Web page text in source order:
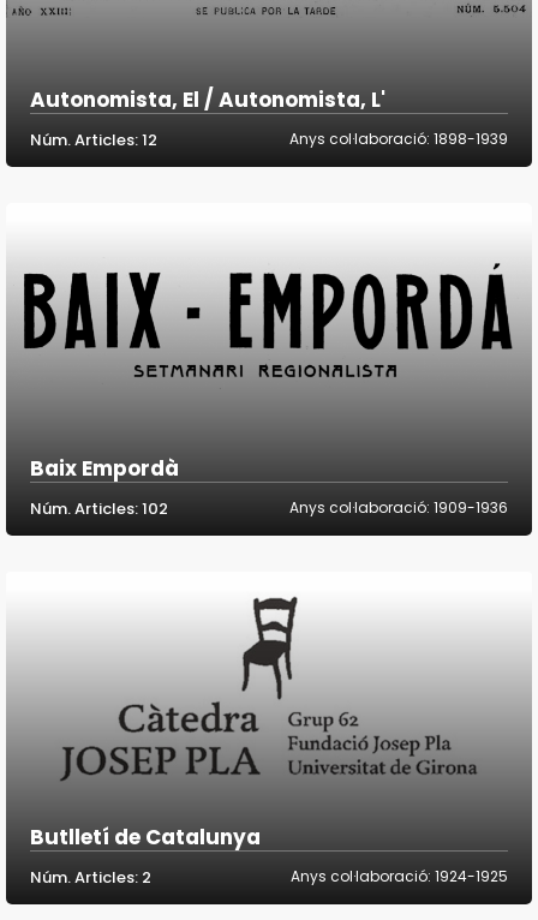
Autonomista, El / Autonomista, L'
Núm. Articles: 12 Anys col·laboració: 1898-1939
Baix Empordà
Núm. Articles: 102 Anys col·laboració: 1909-1936
Butlletí de Catalunya
Núm. Articles: 2 Anys col·laboració: 1924-1925